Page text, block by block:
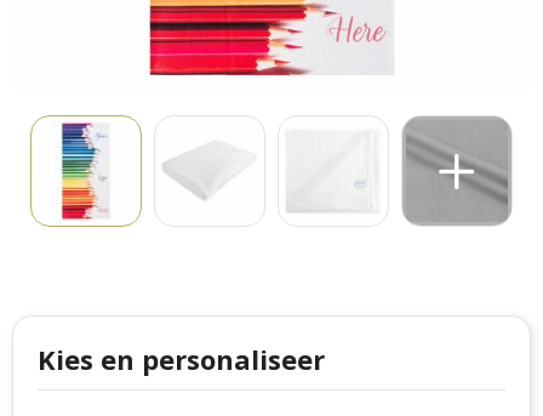
Cutter & Buck
Craft
Thule
Case Logic
Stanley
Ludieke hoofdbanden
Kerstspellen
Kersttassen
kerstkaarsen
Kies en personaliseer